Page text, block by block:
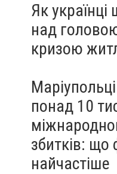
Як
над
кризою
понад 10
збитків: що
найчастіше